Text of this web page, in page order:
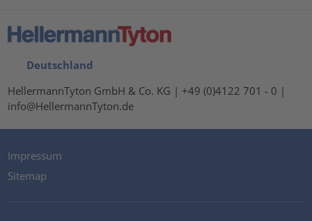
Deutschland
HellermannTyton GmbH & Co. KG | +49 (0)4122 701 - 0 |
info@HellermannTyton.de
Impressum
Sitemap